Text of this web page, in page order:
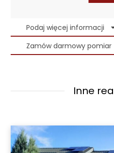
Podaj więcej informacji
Zamów darmowy pomiar
Inne